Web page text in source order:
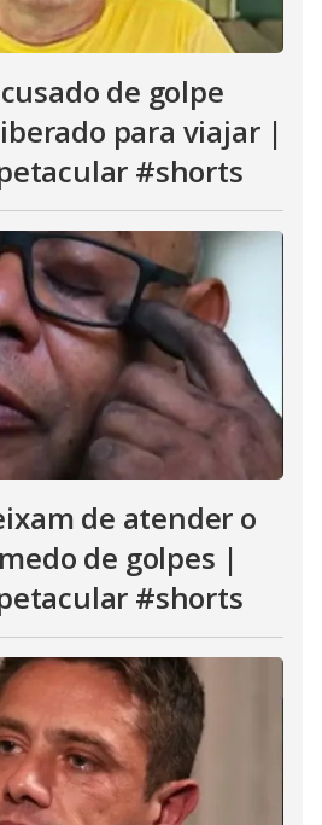
de golpe
para viajar |
#shorts
de atender o
de golpes |
#shorts